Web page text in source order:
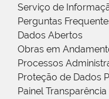
Serviço de
Perguntas
Dados Abertos
Obras em
Processos
Proteção de Dados
Painel Transparência